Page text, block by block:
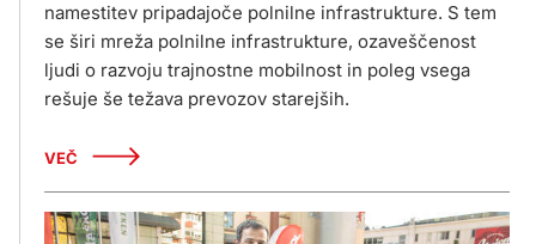
namestitev pripadajoče polnilne infrastrukture. S tem
se širi mreža polnilne infrastrukture, ozaveščenost
ljudi o razvoju trajnostne mobilnost in poleg vsega
rešuje še težava prevozov starejših.
VEČ